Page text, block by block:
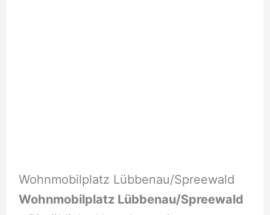
Wohnmobilplatz Lübbenau/Spreewald
Wohnmobilplatz Lübbenau/Spreewald